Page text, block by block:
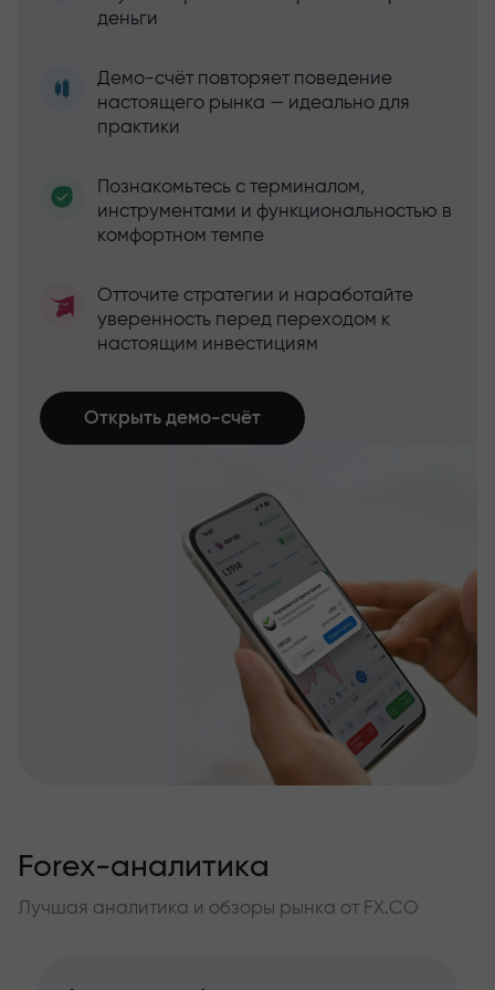
деньги
Демо-счёт повторяет поведение
настоящего рынка — идеально для
практики
Познакомьтесь с терминалом,
инструментами и функциональностью в
комфортном темпе
Отточите стратегии и наработайте
уверенность перед переходом к
настоящим инвестициям
Открыть демо-счёт
Forex-аналитика
Лучшая аналитика и обзоры рынка от FX.CO